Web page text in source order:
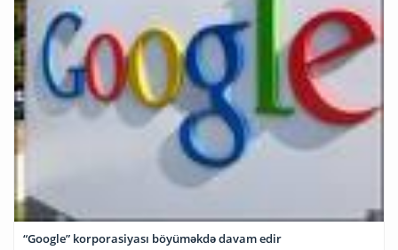
“Google” korporasiyası böyüməkdə davam edir